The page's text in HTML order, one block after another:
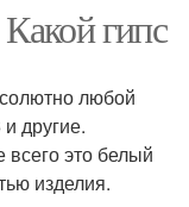
гипс
любой
другие.
всего это белый
изделия.